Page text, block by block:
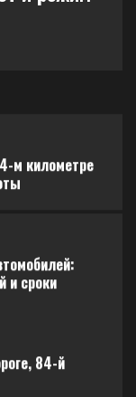
м километре
и сроки
84-й